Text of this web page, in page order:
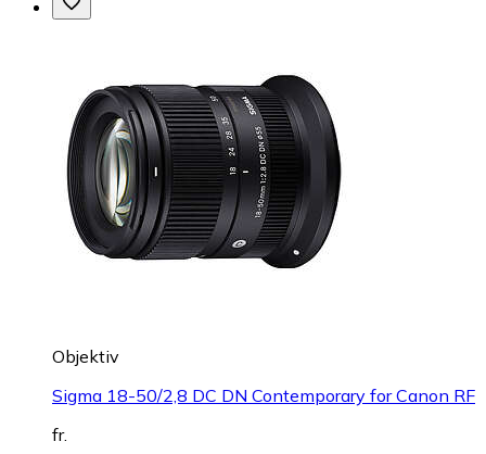
Objektiv
Sigma 18-50/2,8 DC DN Contemporary for Canon RF
fr.